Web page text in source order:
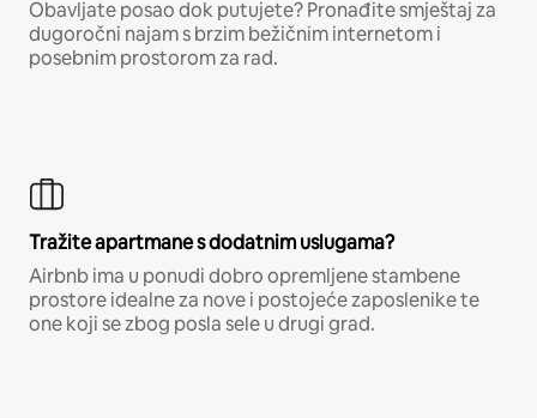
Obavljate posao dok putujete? Pronađite smještaj za
dugoročni najam s brzim bežičnim internetom i
posebnim prostorom za rad.
Tražite apartmane s dodatnim uslugama?
Airbnb ima u ponudi dobro opremljene stambene
prostore idealne za nove i postojeće zaposlenike te
one koji se zbog posla sele u drugi grad.